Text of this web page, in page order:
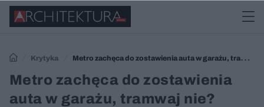
Krytyka
Metro zachęca do zostawienia auta w garażu, tramwaj
nie? Intrygujące wyniki badania
Metro zachęca do zostawienia
auta w garażu, tramwaj nie?